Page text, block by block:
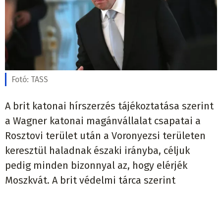
Fotó: TASS
A brit katonai hírszerzés tájékoztatása szerint
a Wagner katonai magánvállalat csapatai a
Rosztovi terület után a Voronyezsi területen
keresztül haladnak északi irányba, céljuk
pedig minden bizonnyal az, hogy elérjék
Moszkvát. A brit védelmi tárca szerint